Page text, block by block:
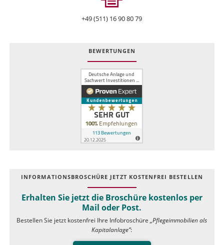
+49 (511) 16 90 80 79
BEWERTUNGEN
INFOR­MATIONS­BROSCHÜRE JETZT KOSTEN­FREI BESTELLEN
Erhalten Sie jetzt die Broschüre kostenlos per
Mail oder Post.
Bestellen Sie jetzt kostenfrei Ihre Infobroschüre„Pflegeimmobilien als
Kapitalanlage”: